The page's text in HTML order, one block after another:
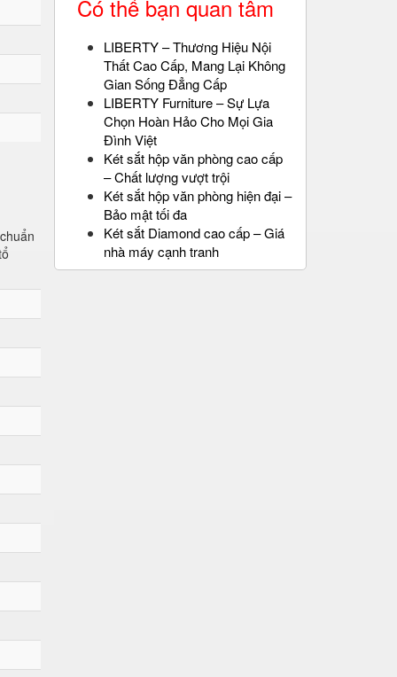
Có thể bạn quan tâm
LIBERTY – Thương Hiệu Nội
Thất Cao Cấp, Mang Lại Không
Gian Sống Đẳng Cấp
LIBERTY Furniture – Sự Lựa
Chọn Hoàn Hảo Cho Mọi Gia
Đình Việt
Két sắt hộp văn phòng cao cấp
– Chất lượng vượt trội
Két sắt hộp văn phòng hiện đại –
Bảo mật tối đa
Két sắt Diamond cao cấp – Giá
nhà máy cạnh tranh